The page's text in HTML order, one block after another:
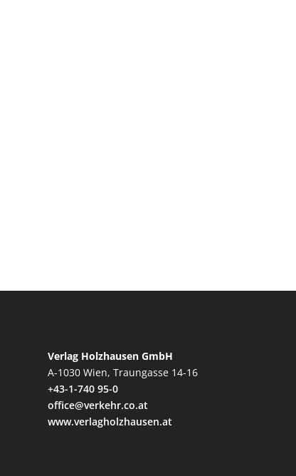
Verlag Holzhausen GmbH
A-1030 Wien, Traungasse 14-16
+43-1-740 95-0
office@verkehr.co.at
www.verlagholzhausen.at